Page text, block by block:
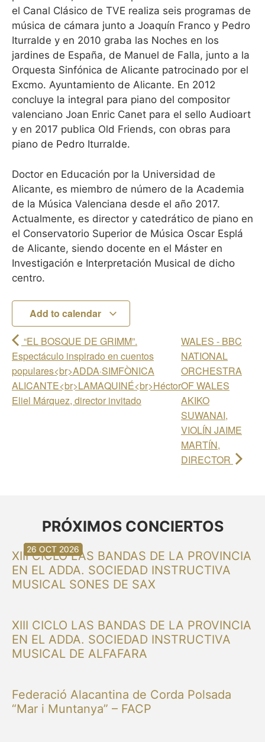
el Canal Clásico de TVE realiza seis programas de
música de cámara junto a Joaquín Franco y Pedro
Iturralde y en 2010 graba las Noches en los
jardines de España, de Manuel de Falla, junto a la
Orquesta Sinfónica de Alicante patrocinado por el
Excmo. Ayuntamiento de Alicante. En 2012
concluye la integral para piano del compositor
valenciano Joan Enric Canet para el sello Audioart
y en 2017 publica Old Friends, con obras para
piano de Pedro Iturralde.
Doctor en Educación por la Universidad de
Alicante, es miembro de número de la Academia
de la Música Valenciana desde el año 2017.
Actualmente, es director y catedrático de piano en
el Conservatorio Superior de Música Oscar Esplá
de Alicante, siendo docente en el Máster en
Investigación e Interpretación Musical de dicho
centro.
Add to calendar
“EL BOSQUE DE GRIMM”.
Espectáculo inspirado en cuentos
populares<br>ADDA·SIMFÒNICA
ALICANTE<br>LAMAQUINÉ<br>Héctor
Eliel Márquez, director invitado
WALES - BBC
NATIONAL
ORCHESTRA
OF WALES
AKIKO
SUWANAI,
VIOLÍN JAIME
MARTÍN,
DIRECTOR
PRÓXIMOS CONCIERTOS
XIII CICLO LAS BANDAS DE LA PROVINCIA
EN EL ADDA. SOCIEDAD INSTRUCTIVA
MUSICAL SONES DE SAX
30 AUG 2026
XIII CICLO LAS BANDAS DE LA PROVINCIA
EN EL ADDA. SOCIEDAD INSTRUCTIVA
MUSICAL DE ALFAFARA
30 AUG 2026
Federació Alacantina de Corda Polsada
“Mar i Muntanya” – FACP
13 SEP 2026
20 SEP 2026
20 SEP 2026
26 SEP 2026
03 OCT 2026
16 OCT 2026
26 OCT 2026